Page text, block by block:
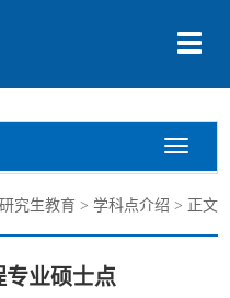
切
导
切
换
航
研究生教育> 学科点介绍 > 正文
专业硕士点